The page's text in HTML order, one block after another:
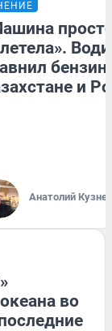
бензин
и
Анатолий
во